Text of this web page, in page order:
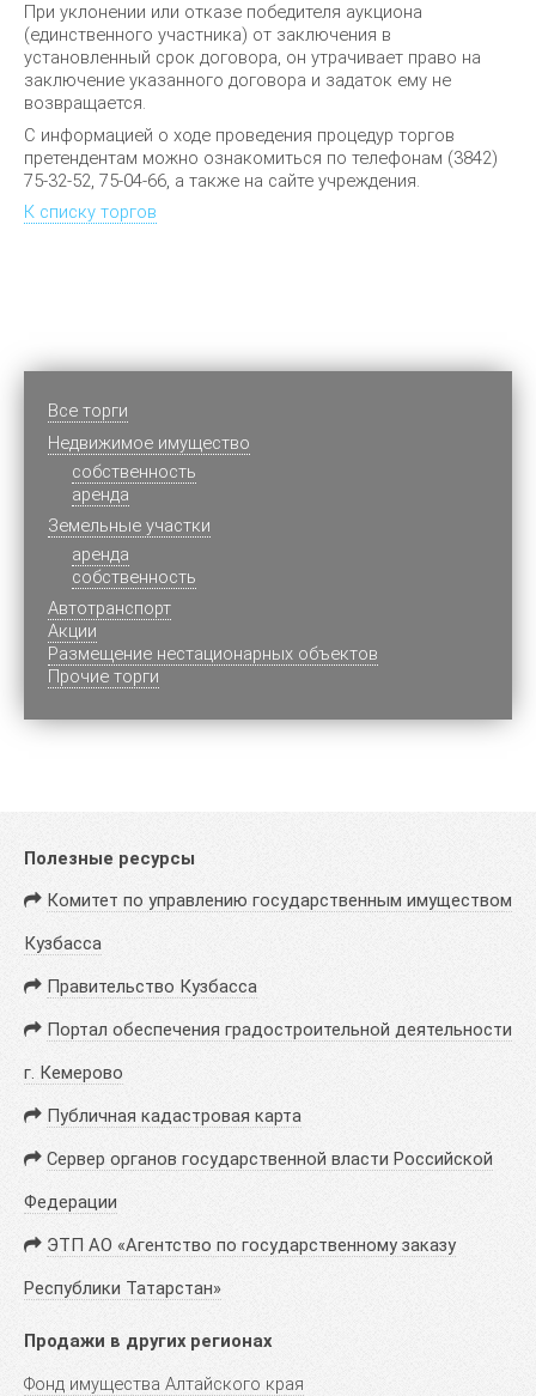
При уклонении или отказе победителя аукциона
(единственного участника) от заключения в
установленный срок договора, он утрачивает право на
заключение указанного договора и задаток ему не
возвращается.
С информацией о ходе проведения процедур торгов
претендентам можно ознакомиться по телефонам ‎(3842)
75-32-52, 75-04-66, а также на сайте учреждения.
К списку торгов
Все торги
Недвижимое имущество
cобственность
аренда
Земельные участки
аренда
собственность
Автотранспорт
Акции
Размещение нестационарных объектов
Прочие торги
Полезные ресурсы
Комитет по управлению государственным имуществом
Кузбасса
Правительство Кузбасса
Портал обеспечения градостроительной деятельности
г. Кемерово
Публичная кадастровая карта
Сервер органов государственной власти Российской
Федерации
ЭТП АО «Агентство по государственному заказу
Республики Татарстан»
Продажи в других регионах
Фонд имущества Алтайского края